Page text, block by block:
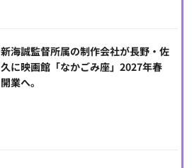
新海誠監督所属の制作会社が長野・佐
久に映画館「なかごみ座」2027年春
開業へ。